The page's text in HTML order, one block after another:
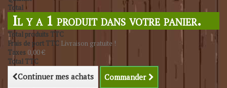
Total
Il y a 1 produit dans votre panier.
Total produits TTC
Frais de port TTC Livraison gratuite !
Taxes 0,00 €
Total TTC
Continuer mes achats Commander